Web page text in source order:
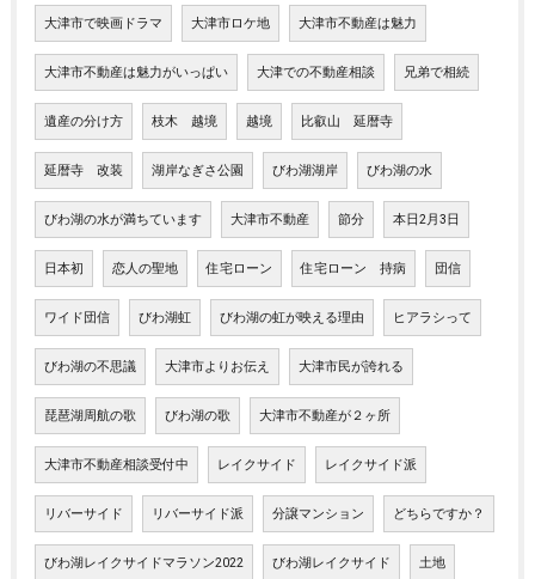
大津市で映画ドラマ 大津市ロケ地 大津市不動産は魅力
大津市不動産は魅力がいっぱい 大津での不動産相談 兄弟で相続
遺産の分け方 枝木 越境 越境 比叡山 延暦寺
延暦寺 改装 湖岸なぎさ公園 びわ湖湖岸 びわ湖の水
びわ湖の水が満ちています 大津市不動産 節分 本日2月3日
日本初 恋人の聖地 住宅ローン 住宅ローン 持病 団信
ワイド団信 びわ湖虹 びわ湖の虹が映える理由 ヒアラシって
びわ湖の不思議 大津市よりお伝え 大津市民が誇れる
琵琶湖周航の歌 びわ湖の歌 大津市不動産が２ヶ所
大津市不動産相談受付中 レイクサイド レイクサイド派
リバーサイド リバーサイド派 分譲マンション どちらですか？
びわ湖レイクサイドマラソン2022 びわ湖レイクサイド 土地